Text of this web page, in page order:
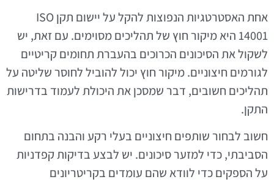
אחת האסטרטגיות הנפוצות להקל על יישום תקן ISO
14001 היא מיקור חוץ של תהליכים מסוימים. עם זאת, יש
לשקול את הסיכונים הכרוכים בהעברת תחומים קריטיים
לגורמים חיצוניים. מיקור חוץ יכול להוביל לחוסר שליטה על
תהליכים חשובים, דבר שמסכן את היכולת לעמוד בדרישות
התקן.
חשוב לבחור שותפים חיצוניים בעלי רקע והבנה בתחום
הסביבתי, כדי למזער סיכונים. יש לבצע בדיקות קפדניות
על הספקים כדי לוודא שהם עומדים בקריטריונים